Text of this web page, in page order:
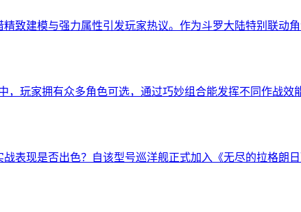
致建模与强力属性引发玩家热议。作为斗罗大陆特别联动
，玩家拥有众多角色可选，通过巧妙组合能发挥不同作战
表现是否出色？自该型号巡洋舰正式加入《无尽的拉格朗